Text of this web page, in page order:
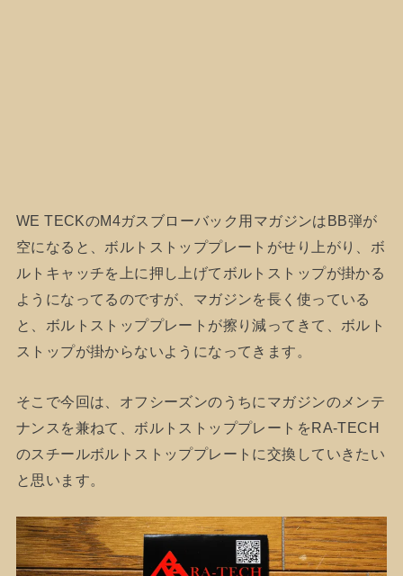
WE TECKのM4ガスブローバック用マガジンはBB弾が
空になると、ボルトストッププレートがせり上がり、ボ
ルトキャッチを上に押し上げてボルトストップが掛かる
ようになってるのですが、マガジンを長く使っている
と、ボルトストッププレートが擦り減ってきて、ボルト
ストップが掛からないようになってきます。
そこで今回は、オフシーズンのうちにマガジンのメンテ
ナンスを兼ねて、ボルトストッププレートをRA-TECH
のスチールボルトストッププレートに交換していきたい
と思います。